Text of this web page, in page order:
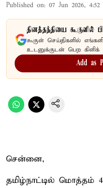
Published on: 07 Jun 2026, 4:52
தினத்தந்தியை கூகுளில்
கூகுள் செய்திகளில்
உடனுக்குடன் பெற கிளிக்
Add as
சென்னை,
தமிழ்நாட்டில் மொத்தம்